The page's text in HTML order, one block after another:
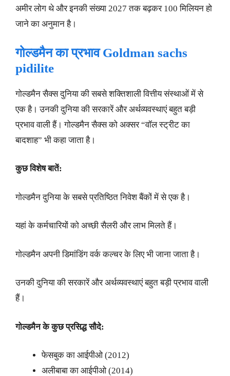
अमीर लोग थे और इनकी संख्या 2027 तक बढ़कर 100 मिलियन हो
जाने का अनुमान है।
गोल्डमैन का प्रभावGoldman sachs
pidilite
गोल्डमैन सैक्स दुनिया की सबसे शक्तिशाली वित्तीय संस्थाओं में से
एक है। उनकी दुनिया की सरकारें और अर्थव्यवस्थाएं बहुत बड़ी
प्रभाव वाली हैं। गोल्डमैन सैक्स को अक्सर “वॉल स्ट्रीट का
बादशाह” भी कहा जाता है।
कुछ विशेष बातें:
गोल्डमैन दुनिया के सबसे प्रतिष्ठित निवेश बैंकों में से एक है।
यहां के कर्मचारियों को अच्छी सैलरी और लाभ मिलते हैं।
गोल्डमैन अपनी डिमांडिंग वर्क कल्चर के लिए भी जाना जाता है।
उनकी दुनिया की सरकारें और अर्थव्यवस्थाएं बहुत बड़ी प्रभाव वाली
हैं।
गोल्डमैन के कुछ प्रसिद्ध सौदे:
फेसबुक का आईपीओ (2012)
अलीबाबा का आईपीओ (2014)